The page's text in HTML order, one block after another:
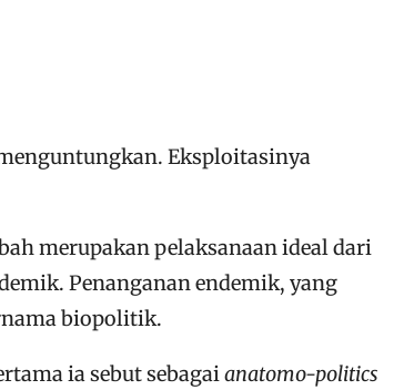
Eksploitasinya
merupakan pelaksanaan ideal dari
Penanganan endemik, yang
biopolitik.
ia sebut sebagaianatomo-politics